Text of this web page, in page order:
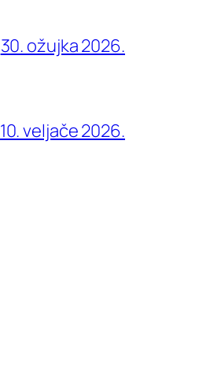
30. ožujka 2026.
10. veljače 2026.